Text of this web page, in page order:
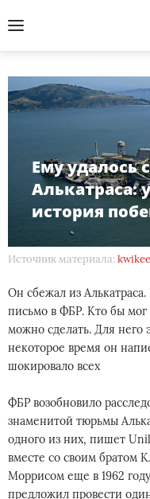
Ему удалось
Алькатраса:
история
Источник материала:
Он сбежал из
письмо в ФБР. Кто бы мог
можно сделать. Для него
некоторое время он
шокировало всех
ФБР возобновило
знаменитой тюрьмы
одного из них, пишет
вместе со своим братом
Моррисом еще в 1962
предложил провести